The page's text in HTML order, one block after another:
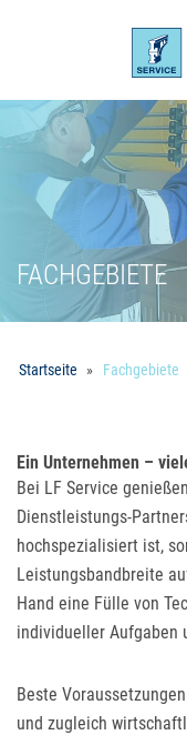
FACHGEBIETE
Startseite Fachgebiete
Ein Unternehmen –
Bei LF Service
Dienstleistungs-
hochspezialisiert ist,
Leistungsbandbreite
Hand eine Fülle von
individueller Aufgaben
Beste
und zugleich